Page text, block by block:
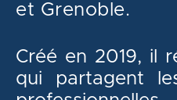
et Grenoble.
Créé en 2019, il
qui partagent